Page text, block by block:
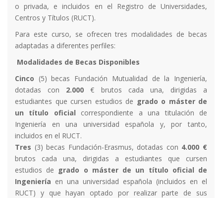
o privada, e incluidos en el Registro de Universidades,
Centros y Títulos (RUCT).
Para este curso, se ofrecen tres modalidades de becas
adaptadas a diferentes perfiles:
Modalidades de Becas Disponibles
Cinco (5) becas Fundación Mutualidad de la Ingeniería,
dotadas con 2.000 € brutos cada una, dirigidas a
estudiantes que cursen estudios de grado o máster de
un título oficial correspondiente a una titulación de
Ingeniería en una universidad española y, por tanto,
incluidos en el RUCT.
Tres (3) becas Fundación-Erasmus, dotadas con 4.000 €
brutos cada una, dirigidas a estudiantes que cursen
estudios de grado o máster de un título oficial de
Ingeniería en una universidad española (incluidos en el
RUCT) y que hayan optado por realizar parte de sus